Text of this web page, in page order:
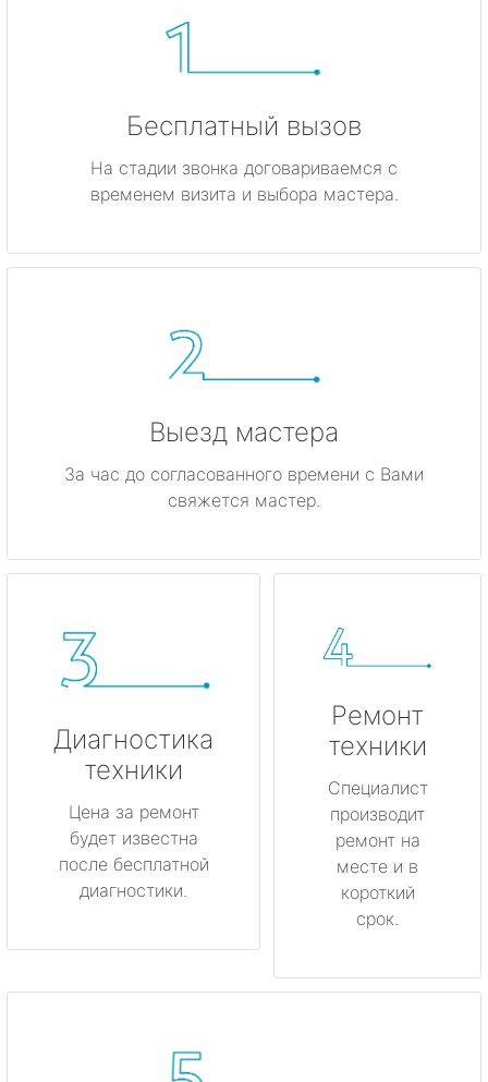
Бесплатный вызов
На стадии звонка договариваемся с
временем визита и выбора мастера.
Выезд мастера
За час до согласованного времени с Вами
свяжется мастер.
Диагностика
техники
Цена за ремонт
будет известна
после бесплатной
диагностики.
Ремонт
техники
Специалист
производит
ремонт на
месте и в
короткий
срок.